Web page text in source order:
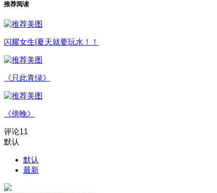
推荐阅读
闪耀女生|夏天就要玩水！！
《只此青绿》
《傍晚》
评论11
默认
默认
最新